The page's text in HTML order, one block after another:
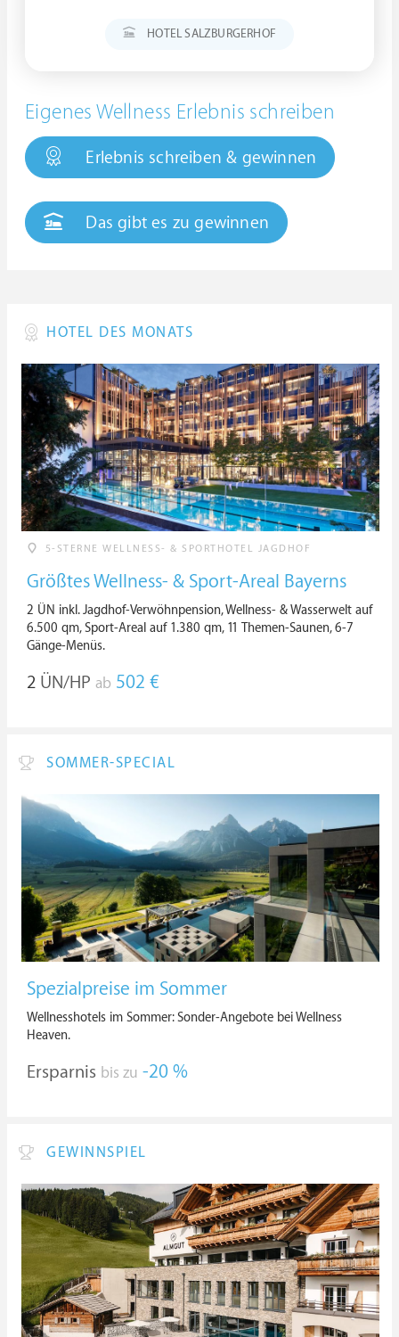
HOTEL SALZBURGERHOF
Eigenes Wellness Erlebnis schreiben
Erlebnis schreiben & gewinnen
Das gibt es zu gewinnen
HOTEL DES MONATS
5-STERNE WELLNESS- & SPORTHOTEL JAGDHOF
Größtes Wellness- & Sport-Areal Bayerns
2 ÜN inkl. Jagdhof-Verwöhnpension, Wellness- & Wasserwelt auf
6.500 qm, Sport-Areal auf 1.380 qm, 11 Themen-Saunen, 6-7
Gänge-Menüs.
2 ÜN/HP ab 502 €
SOMMER-SPECIAL
Spezialpreise im Sommer
Wellnesshotels im Sommer: Sonder-Angebote bei Wellness
Heaven.
Ersparnis bis zu -20 %
GEWINNSPIEL